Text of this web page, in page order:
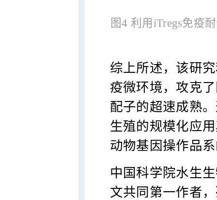
图4 利用iTregs免疫
综上所述，该研
疫微环境，攻克
配子的超速成熟
生殖的规模化应
动物基因操作品
中国科学院水生
文共同第一作者，